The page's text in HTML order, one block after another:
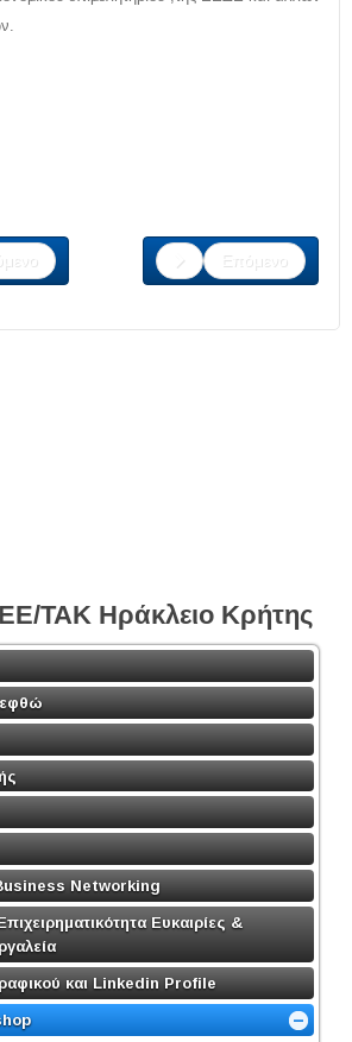
Επόμενο
TAK Ηράκλειο Κρήτης
Networking
Ευκαιρίες &
και Linkedin Profile